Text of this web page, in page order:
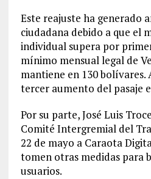
Este reajuste ha generado
ciudadana debido a que el
individual supera por
mínimo mensual legal de
mantiene en 130 bolívares.
tercer aumento del pasaje
Por su parte, José Luis
Comité Intergremial del
22 de mayo a Caraota
tomen otras medidas para
usuarios.